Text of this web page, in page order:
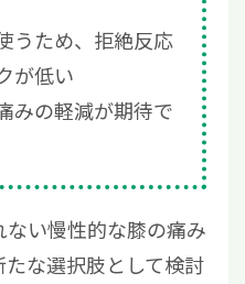
うため、拒絶反応
が低い
みの軽減が期待で
い慢性的な膝の痛み
な選択肢として検討